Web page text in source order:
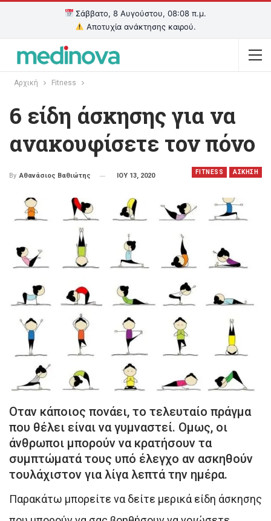
Σάββατο, 8 Αυγούστου, 08:08 π.μ.
Αποτυχία ανάκτησης καιρού.
Αρχική Fitness
6 είδη άσκησης για να
ανακουφίσετε τον πόνο
FITNESS ΑΣΚΗΣΗ
By Αθανάσιος Βαθιώτης ΙΟΥ 13, 2020
Οταν κάποιος πονάει, το τελευταίο πράγμα
που θέλει είναι να γυμναστεί. Ομως, οι
άνθρωποι μπορούν να κρατήσουν τα
συμπτώματά τους υπό έλεγχο αν ασκηθούν
τουλάχιστον για λίγα λεπτά την ημέρα.
Παρακάτω μπορείτε να δείτε μερικά είδη άσκησης